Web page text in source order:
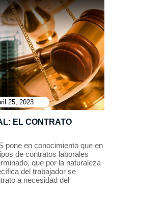
25, 2023
EL CONTRATO
pone en conocimiento que en
de contratos laborales
que por la naturaleza
del trabajador se
a necesidad del